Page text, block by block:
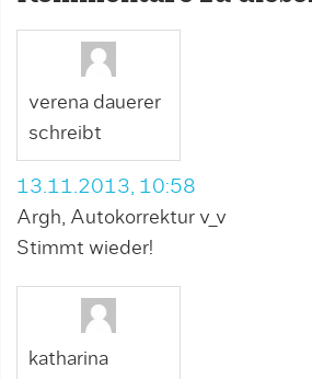
verena dauerer
schreibt
13.11.2013, 10:58
Argh, Autokorrektur v_v
Stimmt wieder!
katharina